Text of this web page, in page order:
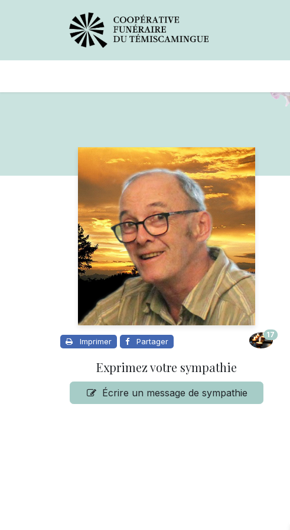
Imprimer Partager
17
Exprimez votre sympathie
Écrire un message de sympathie